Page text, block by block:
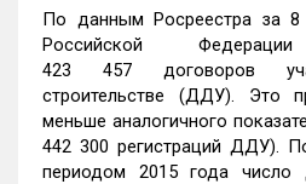
По данным Росреестра за
Российской Федерации
423 457 договоров
строительстве (ДДУ). Это
меньше аналогичного
442 300 регистраций ДДУ).
периодом 2015 года